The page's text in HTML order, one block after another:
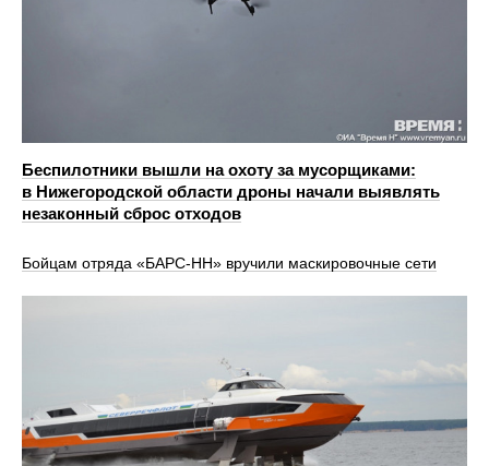
Беспилотники вышли на охоту за мусорщиками:
в Нижегородской области дроны начали выявлять
незаконный сброс отходов
Бойцам отряда «БАРС-НН» вручили маскировочные сети